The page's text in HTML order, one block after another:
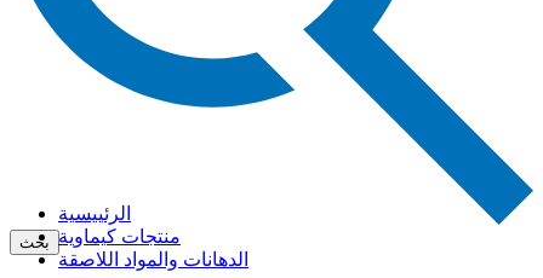
بحث
الرئييسية
منتجات كيماوية
الدهانات والمواد اللاصقة